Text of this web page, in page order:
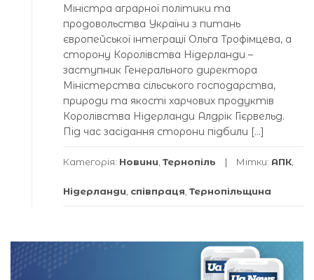
Міністра аграрної політики та
продовольства України з питань
європейської інтеграції Ольга Трофімцева, а
сторону Королівства Нідерланди –
заступник Генерального директора
Міністерства сільського господарства,
природи та якості харчових продуктів
Королівства Нідерланди Алдрік Гієрвельд.
Під час засідання сторони підбили […]
Категорія: Новини Тернопіль Мітки: АПК
Нідерланди співпраця Тернопільщина